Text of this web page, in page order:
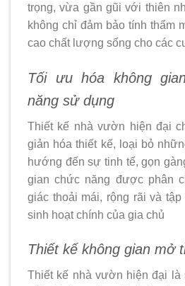
trọng, vừa gần gũi với thiên
không chỉ đảm bảo tính thẩm
cao chất lượng sống cho các
Tối ưu hóa không
năng sử dụng
Thiết kế nhà vườn hiện đại
giản hóa thiết kế, loại bỏ
hướng đến sự tinh tế, gọn
gian chức năng được phân
giác thoải mái, rộng rãi và
sinh hoạt chính của gia chủ
Thiết kế không gian mở
Thiết kế nhà vườn hiện đại là